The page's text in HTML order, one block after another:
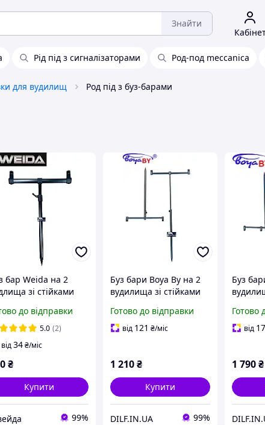
Знайти
Рід під з сигналізаторами Род-под meccanica
для вудилищ Род під з буз-барами
бар Weida на 2
зі стійками
до відправки
5.0 (2)
від34₴/міс
₴
Купити
99%
Буз бари Boya By на 2
вудилища зі стійками
Готово до відправки
від 121 ₴/міс
1 210₴
Купити
DILF.IN.UA 99%
Буз
Готово
від
1 790 ₴